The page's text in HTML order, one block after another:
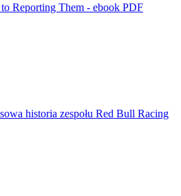
Reporting Them - ebook PDF
historia zespołu Red Bull Racing